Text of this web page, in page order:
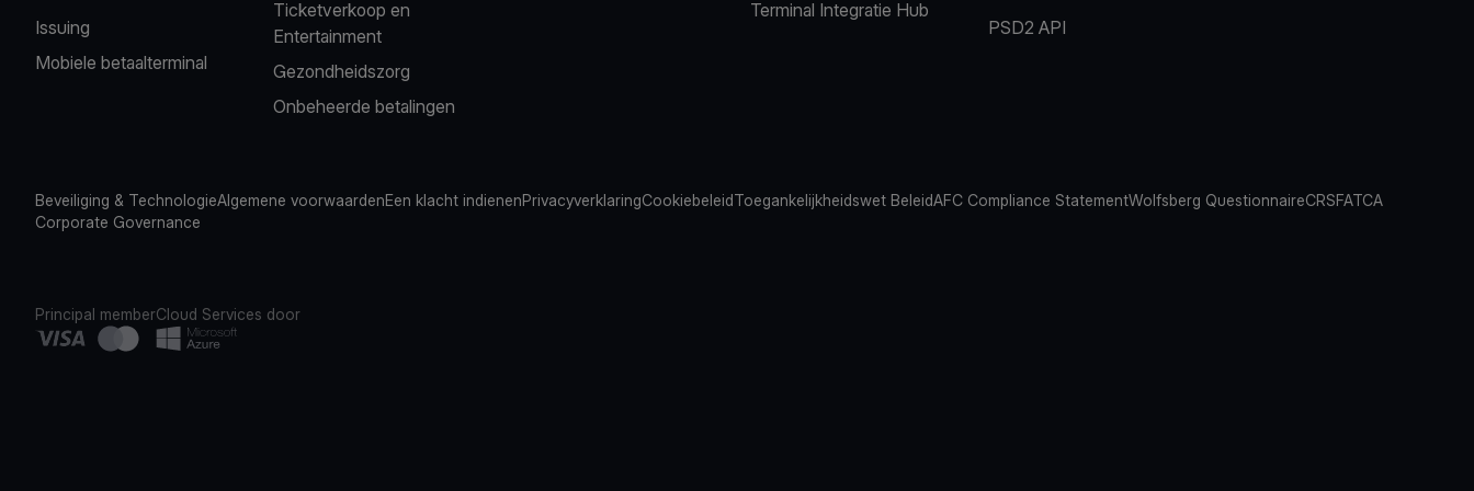
Issuing
Mobiele betaalterminal
Ticketverkoop en
Entertainment
Gezondheidszorg
Onbeheerde betalingen
Terminal Integratie Hub
PSD2 API
Beveiliging & TechnologieAlgemene voorwaardenEen klacht indienenPrivacyverklaringCookiebeleidToegankelijkheidswet BeleidAFC Compliance StatementWolfsberg QuestionnaireCRSFATCA
Corporate Governance
Principal memberCloud Services door